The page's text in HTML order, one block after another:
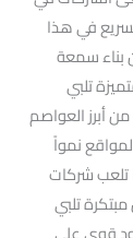
في هذا
بناء سمعة
تلبي
أبرز العواصم
نمواً
تلعب شركات
تلبي